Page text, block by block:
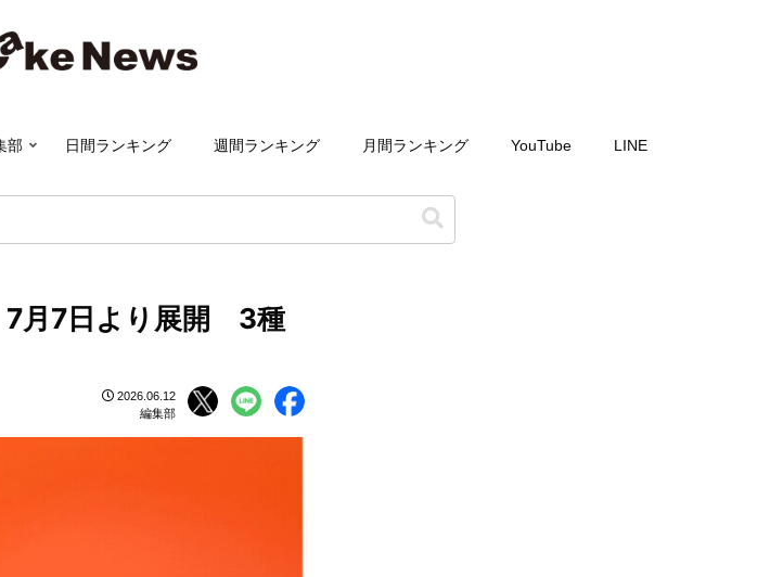
部 日間ランキング 週間ランキング 月間ランキング YouTube LINE
7月7日より展開 3種
2026.06.12
編集部